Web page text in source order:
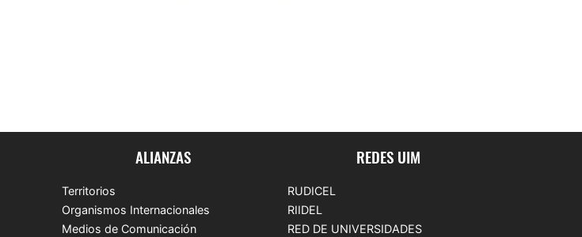
ALIANZAS
Territorios
Organismos Internacionales
Medios de Comunicación
REDES UIM
RUDICEL
RIIDEL
RED DE UNIVERSIDADES